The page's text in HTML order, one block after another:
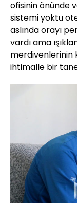
ofisinin önünde
sistemi yoktu
aslında orayı
vardı ama
merdivenlerinin
ihtimalle bir